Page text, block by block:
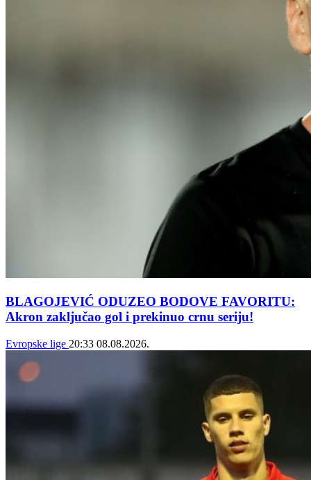
BLAGOJEVIĆ ODUZEO BODOVE FAVORITU:
Akron zaključao gol i prekinuo crnu seriju!
Evropske lige 20:33 08.08.2026.